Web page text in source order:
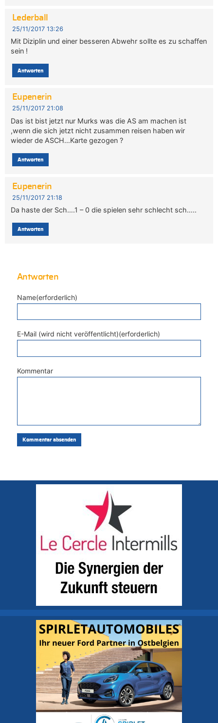
Lederball
25/11/2017 13:26
Mit Diziplin und einer besseren Abwehr sollte es zu schaffen
sein !
Antworten
Eupenerin
25/11/2017 21:08
Das ist bist jetzt nur Murks was die AS am machen ist
,wenn die sich jetzt nicht zusammen reisen haben wir
wieder de ASCH…Karte gezogen ?
Antworten
Eupenerin
25/11/2017 21:18
Da haste der Sch….1 – 0 die spielen sehr schlecht sch…..
Antworten
Antworten
Name(erforderlich)
E-Mail (wird nicht veröffentlicht)(erforderlich)
Kommentar